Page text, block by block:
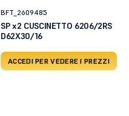
BFT_2609485
SP x2 CUSCINETTO 6206/2RS
D62X30/16
ACCEDI PER VEDERE I PREZZI